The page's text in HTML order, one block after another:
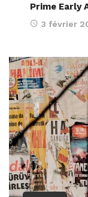
Prime Early
3 février